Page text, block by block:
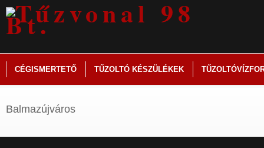
CÉGISMERTETŐ TŰZOLTÓ KÉSZÜLÉKEK
Balmazújváros